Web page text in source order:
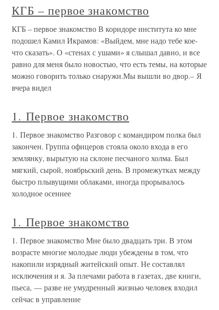
КГБ – первое знакомство
КГБ – первое знакомство В коридоре института ко мне
подошел Камил Икрамов: «Выйдем, мне надо тебе кое-
что сказать». О «стенах с ушами» я слышал давно, и все
равно для меня было новостью, что есть темы, на которые
можно говорить только снаружи.Мы вышли во двор.– Я
вчера видел
1. Первое знакомство
1. Первое знакомство Разговор с командиром полка был
закончен. Группа офицеров стояла около входа в его
землянку, вырытую на склоне песчаного холма. Был
мягкий, сырой, ноябрьский день. В промежутках между
быстро плывущими облаками, иногда прорывалось
холодное осеннее
1. Первое знакомство
1. Первое знакомство Мне было двадцать три. В этом
возрасте многие молодые люди убеждены в том, что
накопили изрядный житейский опыт. Не составлял
исключения и я. За плечами работа в газетах, две книги,
пьеса, — разве не умудренный жизнью человек входил
сейчас в управление